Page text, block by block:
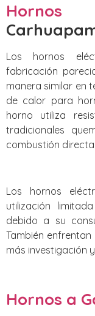
Hornos
Los hornos
fabricación
manera similar en
de calor para
horno utiliza
tradicionales
combustión directa.
Los hornos
utilización
debido a su
También
más investigación
Hornos a